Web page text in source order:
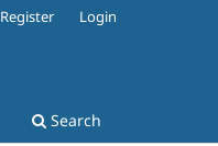
Search
Register Login